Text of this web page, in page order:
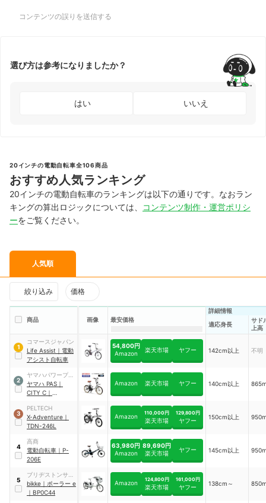
コンテンツの誤りを送信する
選び方は参考になりましたか？
はい いいえ
20インチの電動自転車全106商品
おすすめ人気ランキング
20インチの電動自転車のランキングは以下の通りです。なおラン
キングの算出ロジックについては、
コンテンツ制作・運営ポリシ
ーをご覧ください。
人気順
絞り込み 価格
商品 画像 最安価格
詳細情報
適応身長
サド
上高
1
コマースジャパン
Life Assist ｜ 電動
アシスト自転車
54,800円
Amazon
楽天市場 ヤフー 142cm以上 不明
2
ヤマハパワープロ
ダクツ
ヤマハ PAS ｜
CITY C ｜
Amazon 楽天市場 ヤフー 140cm以上
3
PELTECH
X-Adventure ｜
TDN-246L
Amazon 110,000円
楽天市場
129,800円
ヤフー 150cm以上
4
高商
電動自転車 ｜ P-
206E
63,980円
Amazon
89,690円
楽天市場
ヤフー 145cm以上
5
ブリヂストンサイ
クル
bikke ｜ ポーラー e
｜ BP0C44
Amazon 124,800円
楽天市場
161,000円
ヤフー 138cm～